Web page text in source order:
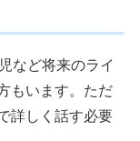
など将来のライ
もいます。ただ
詳しく話す必要